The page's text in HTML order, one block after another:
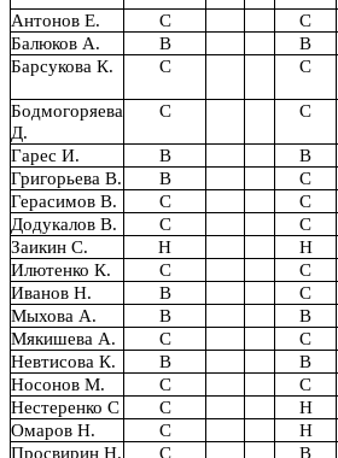
Антонов Е. С С
Балюков А.
В В
Барсукова К.
С С
Бодмогоряева
Д.
С С
Гарес И. В В
Григорьева В.
В С
Герасимов В.
С С
Додукалов В.
С С
Заикин С.
Н Н
Илютенко К.
С С
Иванов Н.
В С
Мыхова А.
В В
Мякишева А.
С С
Невтисова К.
В В
Носонов М.
С С
Нестеренко С
С Н
Омаров Н.
С Н
Просвирин Н.
С В